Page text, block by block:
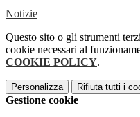
Notizie
Questo sito o gli strumenti
cookie necessari al
COOKIE POLICY.
Personalizza Rifiuta tutti i
Gestione cookie